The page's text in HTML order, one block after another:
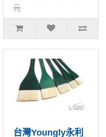
元
台灣Youngly永利